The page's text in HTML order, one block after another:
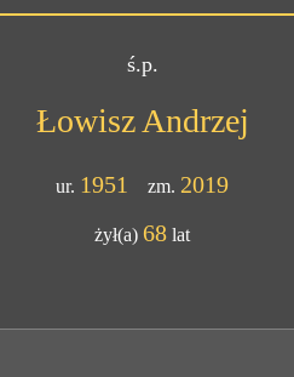
ś.p.
Łowisz Andrzej
ur. 1951 zm. 2019
żył(a) 68 lat